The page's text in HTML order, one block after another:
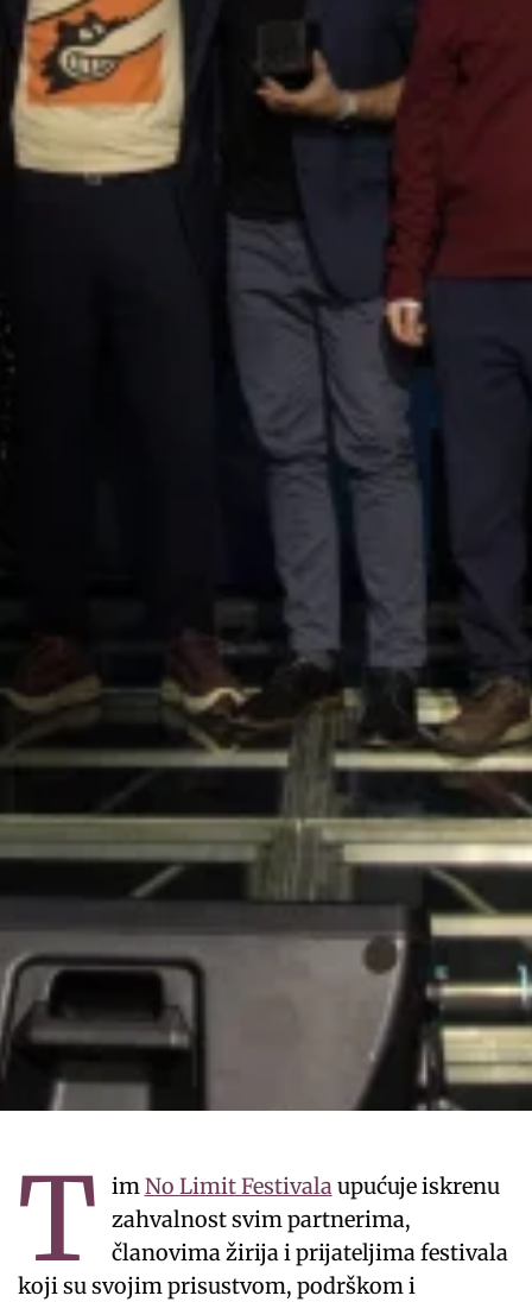
T imNo Limit Festivalaupućuje iskrenu
zahvalnost svim partnerima,
članovima žirija i prijateljima festivala
koji su svojim prisustvom, podrškom i